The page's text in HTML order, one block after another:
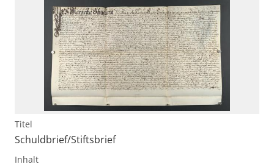
Titel
Schuldbrief/Stiftsbrief
Inhalt